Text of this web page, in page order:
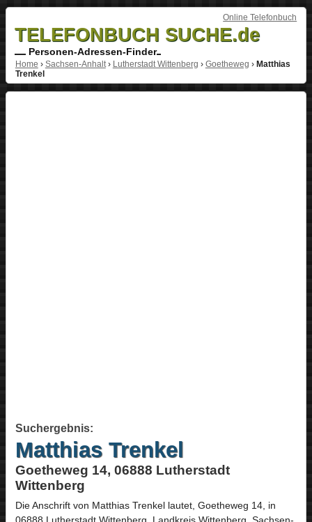
Online Telefonbuch
TELEFONBUCH SUCHE.de
Personen-Adressen-Finder
Home › Sachsen-Anhalt› Lutherstadt Wittenberg › Goetheweg › Matthias
Trenkel
Suchergebnis:
Matthias Trenkel
Goetheweg 14, 06888 Lutherstadt
Wittenberg
Die Anschrift von Matthias Trenkellautet, Goetheweg 14, in